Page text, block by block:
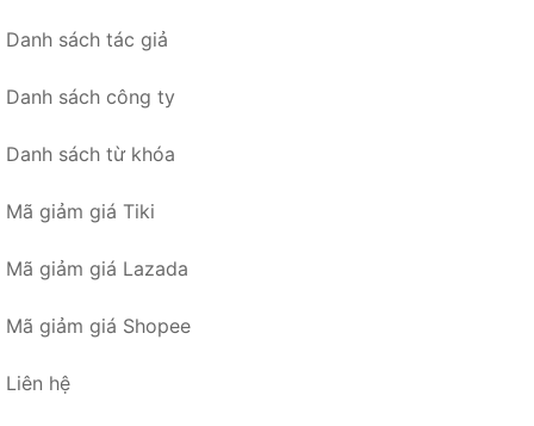
Danh sách tác giả
Danh sách công ty
Danh sách từ khóa
Mã giảm giá Tiki
Mã giảm giá Lazada
Mã giảm giá Shopee
Liên hệ